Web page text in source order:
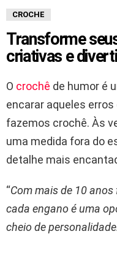
CROCHE
Transforme
criativas e
O crochê de humor é
encarar aqueles
fazemos crochê. Às
uma medida fora do
detalhe mais
“Com mais de 10
cada engano é uma
cheio de